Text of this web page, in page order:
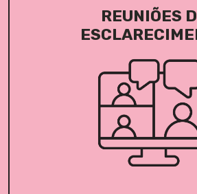
REUNIÕES